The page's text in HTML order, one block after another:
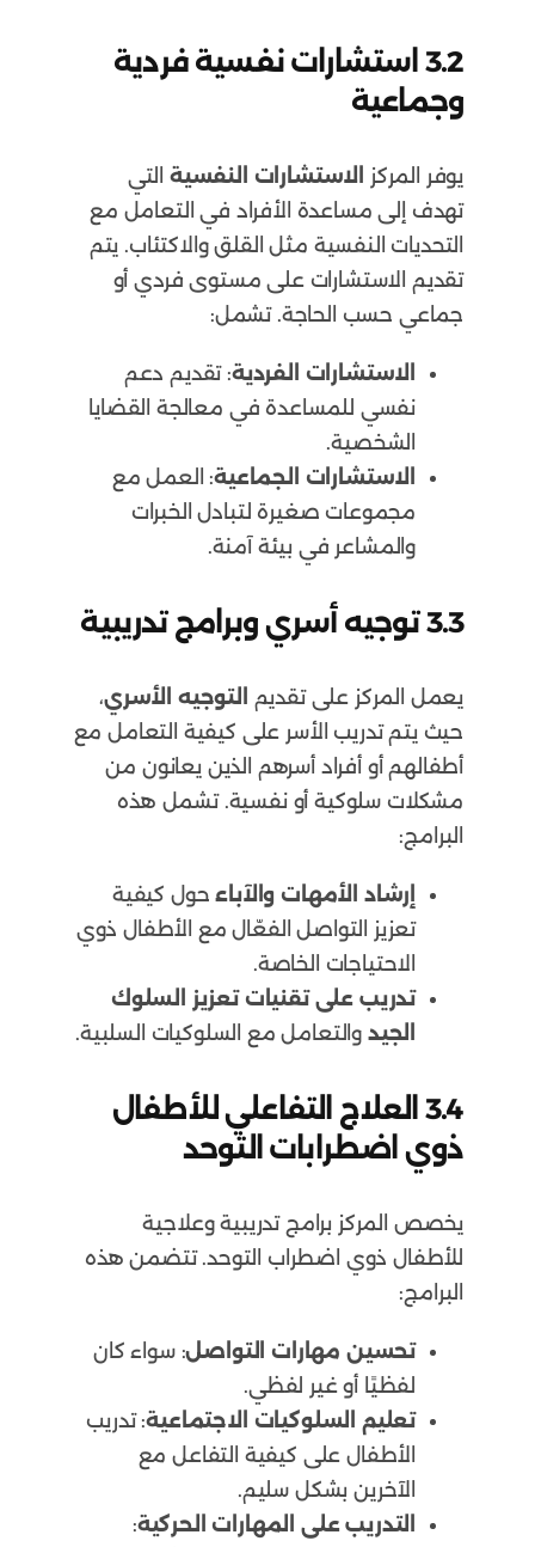
3.2 استشارات نفسية فردية
وجماعية
يوفر المركز الاستشارات النفسية التي
تهدف إلى مساعدة الأفراد في التعامل مع
التحديات النفسية مثل القلق والاكتئاب. يتم
تقديم الاستشارات على مستوى فردي أو
جماعي حسب الحاجة. تشمل:
الاستشارات الفردية: تقديم دعم
نفسي للمساعدة في معالجة القضايا
الشخصية.
الاستشارات الجماعية: العمل مع
مجموعات صغيرة لتبادل الخبرات
والمشاعر في بيئة آمنة.
3.3توجيه أسري وبرامج تدريبية
يعمل المركز على تقديم التوجيه الأسري،
حيث يتم تدريب الأسر على كيفية التعامل مع
أطفالهم أو أفراد أسرهم الذين يعانون من
مشكلات سلوكية أو نفسية. تشمل هذه
البرامج:
إرشاد الأمهات والآباءحول كيفية
تعزيز التواصل الفعّال مع الأطفال ذوي
الاحتياجات الخاصة.
تدريب على تقنيات تعزيز السلوك
الجيد والتعامل مع السلوكيات السلبية.
3.4 العلاج التفاعلي للأطفال
ذوي اضطرابات التوحد
يخصص المركز برامج تدريبية وعلاجية
للأطفال ذوي اضطراب التوحد. تتضمن هذه
البرامج:
تحسين مهارات التواصل: سواء كان
لفظيًا أو غير لفظي.
تعليم السلوكيات الاجتماعية: تدريب
الأطفال على كيفية التفاعل مع
الآخرين بشكل سليم.
التدريب على المهارات الحركية: